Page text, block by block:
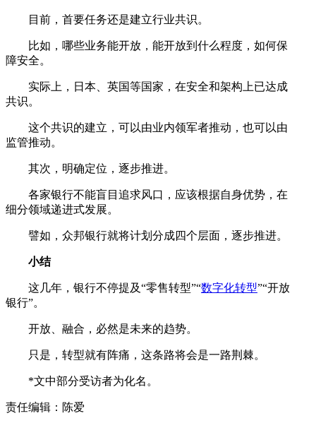
目前，首要任务还是建立行业共识。
比如，哪些业务能开放，能开放到什么程度，如何保
障安全。
实际上，日本、英国等国家，在安全和架构上已达成
共识。
这个共识的建立，可以由业内领军者推动，也可以由
监管推动。
其次，明确定位，逐步推进。
各家银行不能盲目追求风口，应该根据自身优势，在
细分领域递进式发展。
譬如，众邦银行就将计划分成四个层面，逐步推进。
小结
这几年，银行不停提及“零售转型”“数字化转型”“开放
银行”。
开放、融合，必然是未来的趋势。
只是，转型就有阵痛，这条路将会是一路荆棘。
*文中部分受访者为化名。
责任编辑：陈爱